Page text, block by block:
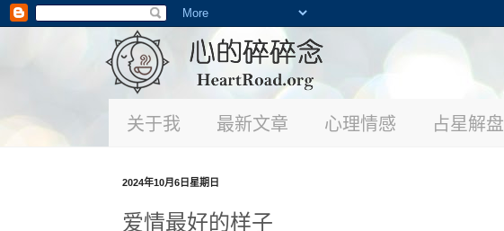
关于我 最新文章 心理情感 占星解盘
2024年10月6日星期日
爱情最好的样子